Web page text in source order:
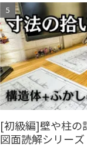
[初級編]壁や柱の
図面読解シリーズ